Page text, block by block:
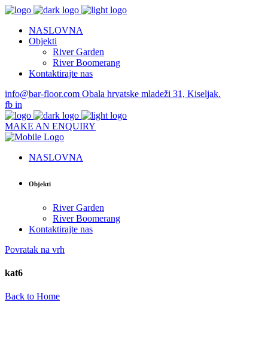
NASLOVNA
Objekti
River Garden
River Boomerang
Kontaktirajte nas
info@bar-floor.com Obala hrvatske mladeži 31, Kiseljak.
fb in
MAKE AN ENQUIRY
NASLOVNA
Objekti
River Garden
River Boomerang
Kontaktirajte nas
Povratak na vrh
kat6
Back to Home